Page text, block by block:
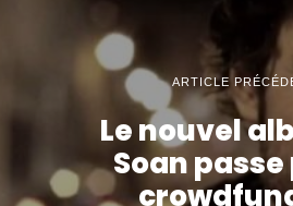
ARTICLE
Le nouvel
Soan